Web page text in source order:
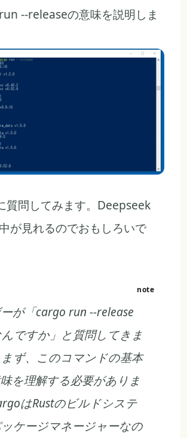
--releaseの意味を説明しま
質問してみます。Deepseek
が見れるのでおもしろいで
が「cargo run --release
ですか」と質問してきま
ず、このコマンドの基本
を理解する必要がありま
はRustのビルドシステ
ケージマネージャーなの